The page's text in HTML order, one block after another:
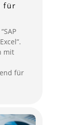
für
mit
für